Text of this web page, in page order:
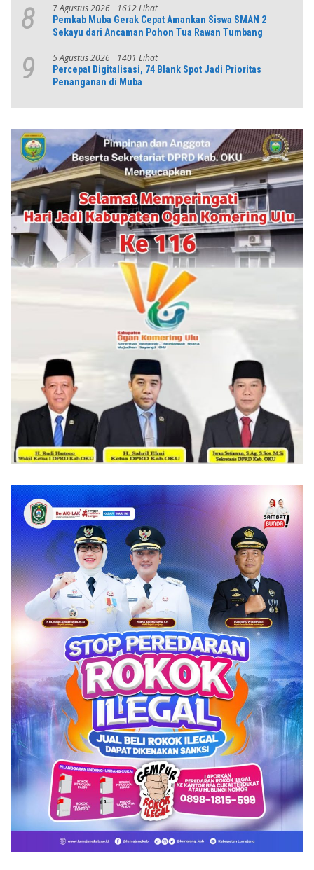
8 7 Agustus 2026 1612 Lihat
Pemkab Muba Gerak Cepat Amankan Siswa SMAN 2
Sekayu dari Ancaman Pohon Tua Rawan Tumbang
9 5 Agustus 2026 1401 Lihat
Percepat Digitalisasi, 74 Blank Spot Jadi Prioritas
Penanganan di Muba